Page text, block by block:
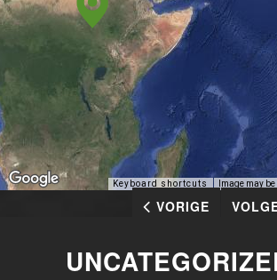
Keyboard shortcuts Image may
VORIGE